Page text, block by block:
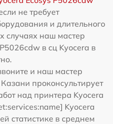
не требует
и длительного
случаях наш мастер
в сц Kyocera в
и наш мастер
проконсультирует
над принтера Kyocera
Kyocera
статистике в среднем